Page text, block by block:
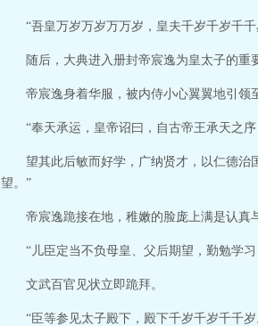
“吾皇万岁万岁万万岁，皇夫千岁千岁千
随后，大典进入册封帝宸逸为皇太子的重
帝宸逸身着华服，被内侍小心翼翼地引领
“奉天承运，皇帝诏曰，自古帝王承天之
望其此后敏而好学，广纳贤才，以仁德
望。”
帝宸逸跪接在地，稚嫩的脸庞上满是认真
“儿臣定当不负母皇、父后期望，勤勉学
文武百官见状立即跪拜。
“臣等参见太子殿下，殿下千岁千岁千千岁